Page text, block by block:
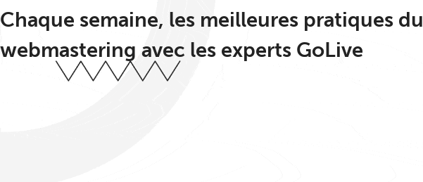
Chaque semaine, les meilleures pratiques du
webmastering avec les experts GoLive